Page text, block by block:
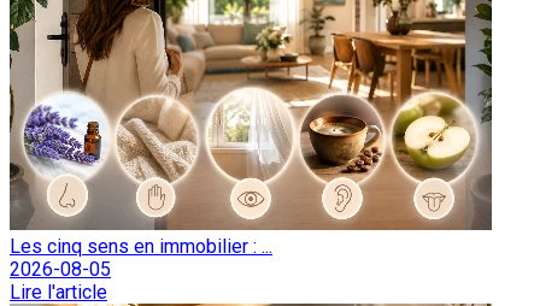
Les cinq sens en immobilier : ...
2026-08-05
Lire l'article